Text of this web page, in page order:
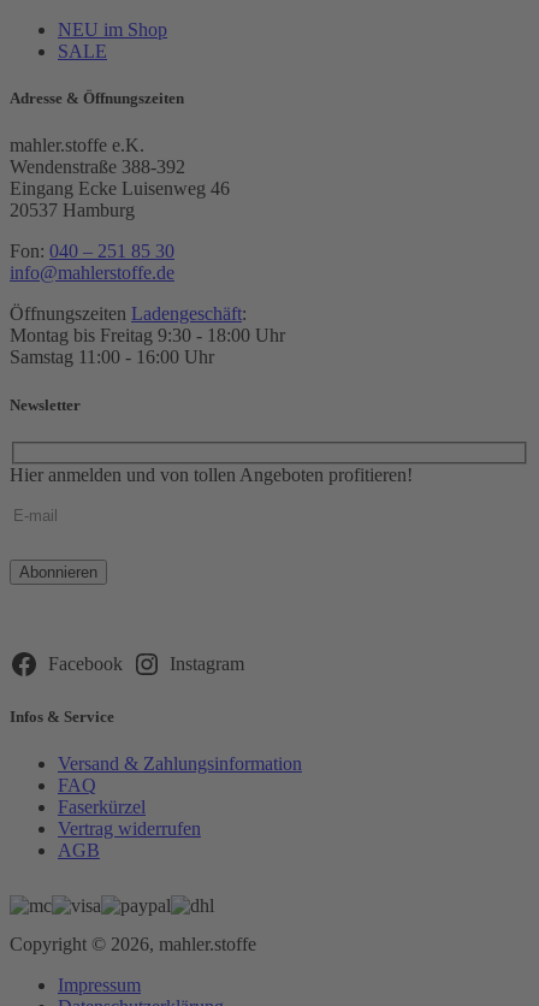
NEU im Shop
SALE
Adresse & Öffnungszeiten
mahler.stoffe e.K.
Wendenstraße 388-392
Eingang Ecke Luisenweg 46
20537 Hamburg
Fon: 040 – 251 85 30
info@mahlerstoffe.de
Öffnungszeiten Ladengeschäft:
Montag bis Freitag 9:30 - 18:00 Uhr
Samstag 11:00 - 16:00 Uhr
Newsletter
Hier anmelden und von tollen Angeboten profitieren!
Bitte
lasse
leer.
Facebook Instagram
Infos & Service
Versand & Zahlungsinformation
FAQ
Faserkürzel
Vertrag widerrufen
AGB
Copyright © 2026, mahler.stoffe
Impressum